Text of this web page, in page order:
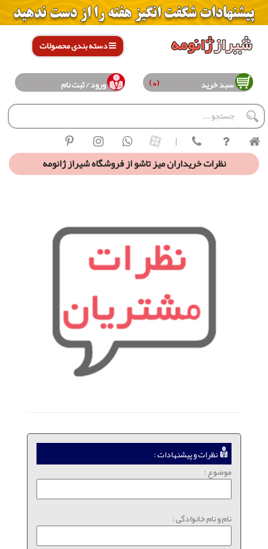
دسته بندی محصولات
سبد خرید (0) ورود / ثبت نام
|
نظرات خریداران ميز تاشو از فروشگاه شیراز ژانومه
نظرات و پیشنهادات :
موضوع :
نام و نام خانوادگی :